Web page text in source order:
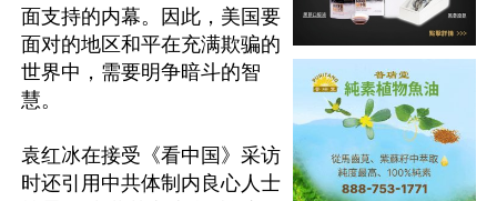
面支持的内幕。因此，美国要
面对的地区和平在充满欺骗的
世界中，需要明争暗斗的智
慧。
袁红冰在接受《看中国》采访
时还引用中共体制内良心人士